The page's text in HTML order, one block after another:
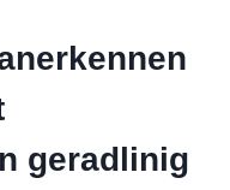
geradlinig